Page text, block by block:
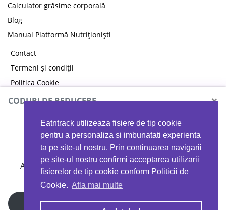
Eatntrack utilizeaza fisiere de tip cookie
pentru a personaliza si imbunatati experienta
ta pe site-ul nostru. Prin continuarea navigarii
pe site-ul nostru confirmi acceptarea utilizarii
fisierelor de tip cookie conform Politicii de
Cookie. Afla mai multe
Calculator grăsime corporală
Blog
Manual Platformă Nutriționiști
Contact
Termeni și condiții
Politica Cookie
Politica de confidențialitate
CODURI DE REDUCERE ×
MYPROTEIN
Ai 40%reducere la orice comandă folosind codul
EATTRACK
Profită acum